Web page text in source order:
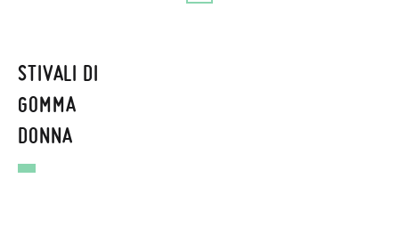
STIVALI DI
GOMMA
DONNA